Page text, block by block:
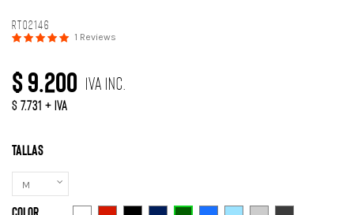
RT02146
1 Reviews
$ 9.200 IVA Inc.
$ 7.731 + IVA
Tallas